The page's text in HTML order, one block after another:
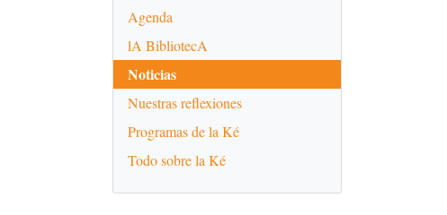
Agenda
lA BibliotecA
Noticias
Nuestras reflexiones
Programas de la Ké
Todo sobre la Ké